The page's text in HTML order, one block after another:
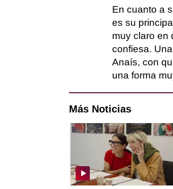
En cuanto a
es su
muy claro en
confiesa.
Anaís, con
una forma
Más Noticias